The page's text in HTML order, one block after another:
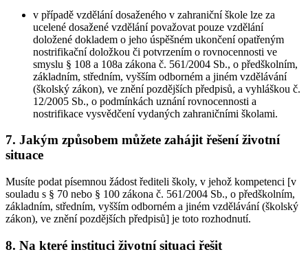
v případě vzdělání dosaženého v zahraniční škole lze za
ucelené dosažené vzdělání považovat pouze vzdělání
doložené dokladem o jeho úspěšném ukončení opatřeným
nostrifikační doložkou či potvrzením o rovnocennosti ve
smyslu § 108 a 108a zákona č. 561/2004 Sb., o předškolním,
základním, středním, vyšším odborném a jiném vzdělávání
(školský zákon), ve znění pozdějších předpisů, a vyhláškou č.
12/2005 Sb., o podmínkách uznání rovnocennosti a
nostrifikace vysvědčení vydaných zahraničními školami.
7. Jakým způsobem můžete zahájit řešení životní
situace
Musíte podat písemnou žádost řediteli školy, v jehož kompetenci [v
souladu s § 70 nebo § 100 zákona č. 561/2004 Sb., o předškolním,
základním, středním, vyšším odborném a jiném vzdělávání (školský
zákon), ve znění pozdějších předpisů] je toto rozhodnutí.
8. Na které instituci životní situaci řešit